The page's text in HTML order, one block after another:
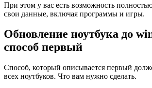
При этом у вас есть возможность
свои данные, включая программы и игры.
Обновление ноутбука до
способ первый
Способ, который описывается первый
всех ноутбуков. Что вам нужно сделать.